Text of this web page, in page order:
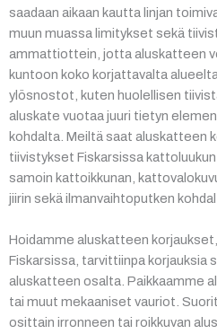
saadaan aikaan kautta linjan
muun muassa limitykset sekä
ammattiottein, jotta aluskatteen
kuntoon koko korjattavalta
ylösnostot, kuten huolellisen
aluskate vuotaa juuri tietyn
kohdalta. Meiltä saat aluskatteen
tiivistykset Fiskarsissa kattoluukun
samoin kattoikkunan,
jiirin sekä ilmanvaihtoputken
Hoidamme aluskatteen
Fiskarsissa, tarvittiinpa korjauksia
aluskatteen osalta. Paikkaamme
tai muut mekaaniset vauriot.
osittain irronneen tai roikkuvan